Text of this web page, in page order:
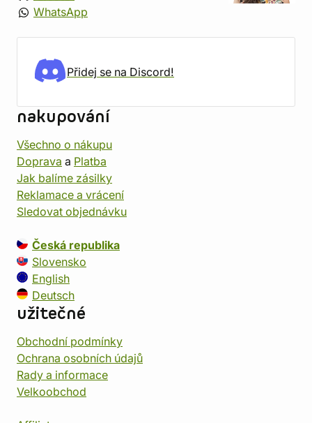
WhatsApp
Přidej se na Discord!
nakupování
Všechno o nákupu
Doprava a Platba
Jak balíme zásilky
Reklamace a vrácení
Sledovat objednávku
Česká republika
Slovensko
English
Deutsch
užitečné
Obchodní podmínky
Ochrana osobních údajů
Rady a informace
Velkoobchod